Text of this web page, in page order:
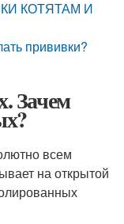
КОТЯТАМ И
прививки?
Зачем
всем
на открытой